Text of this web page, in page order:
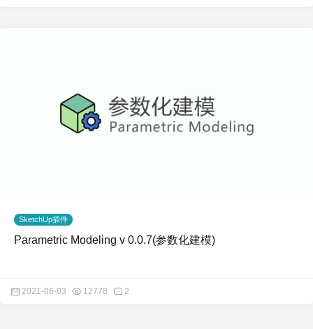
SketchUp插件
Parametric Modeling v 0.0.7(参数化建模)
2021-06-03 12778 2